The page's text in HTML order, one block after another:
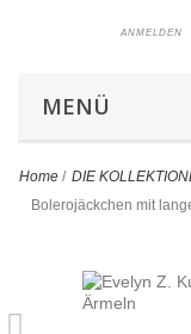
ANMELDEN
MENÜ
Home / DIE
Bolerojäckchen mit